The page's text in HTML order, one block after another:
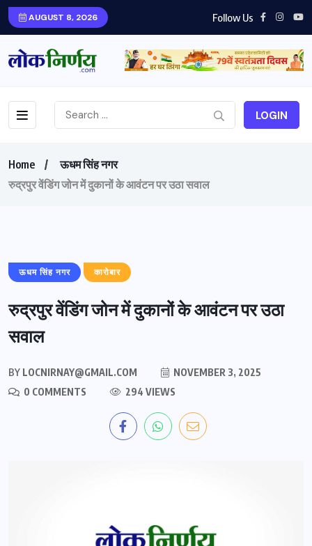
AUGUST 8, 2026 Follow Us
LOGIN
Home
ऊधम सिंह नगर
रुद्रपुर वेंडिंग जोन में दुकानों के आवंटन पर उठा सवाल
ऊधम सिंह नगर कारोबार
रुद्रपुर वेंडिंग जोन में दुकानों के आवंटन पर उठा
सवाल
BY LOCNIRNAY@GMAIL.COM
NOVEMBER 3, 2025
0 COMMENTS
294 VIEWS